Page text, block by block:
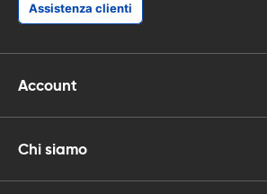
Assistenza clienti
Account
Chi siamo